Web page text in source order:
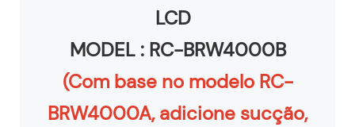
LCD
MODEL : RC-BRW4000B
(Com base no modelo RC-
BRW4000A, adicione sucção,